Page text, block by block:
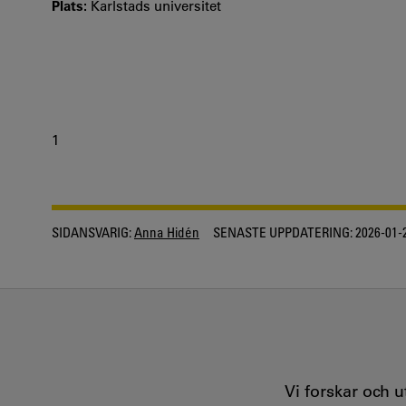
Plats: Karlstads universitet
1
SIDANSVARIG:Anna Hidén SENASTE UPPDATERING:2026-01-
Vi forskar och